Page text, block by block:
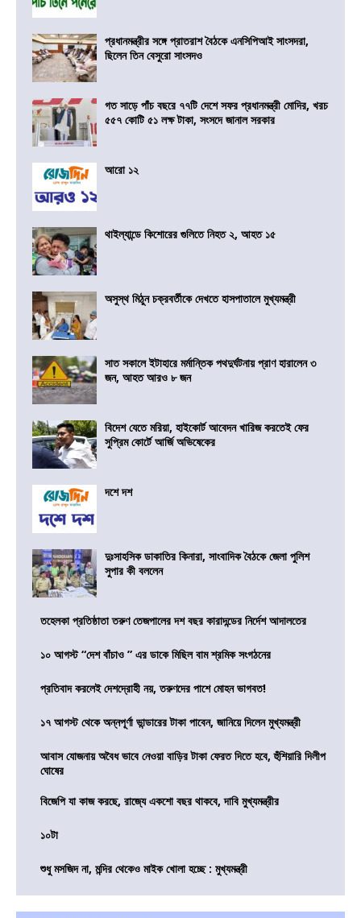
প্রধানমন্ত্রীর সঙ্গে প্রাতরাশ বৈঠকে এনসিপিআই সাংসদরা,
ছিলেন তিন বেসুরো সাংসদও
গত সাড়ে পাঁচ বছরে ৭৭টি দেশে সফর প্রধানমন্ত্রী মোদির, খরচ
৫৫৭ কোটি ৫১ লক্ষ টাকা, সংসদে জানাল সরকার
আরো ১২
থাইল্যান্ডে কিশোরের গুলিতে নিহত ২, আহত ১৫
অসুস্থ মিঠুন চক্রবর্তীকে দেখতে হাসপাতালে মুখ্যমন্ত্রী
সাত সকালে ইটাহারে মর্মান্তিক পথদুর্ঘটনায় প্রাণ হারালেন ৩
জন, আহত আরও ৮ জন
বিদেশ যেতে মরিয়া, হাইকোর্ট আবেদন খারিজ করতেই ফের
সুপ্রিম কোর্টে আর্জি অভিষেকের
দশে দশ
দুঃসাহসিক ডাকাতির কিনারা, সাংবাদিক বৈঠকে জেলা পুলিশ
সুপার কী বললেন
তহেলকা প্রতিষ্ঠাতা তরুণ তেজপালের দশ বছর কারাদন্ডের নির্দেশ আদালতের
১০ আগস্ট “দেশ বাঁচাও ” এর ডাকে মিছিল বাম শ্রমিক সংগঠনের
প্রতিবাদ করলেই দেশদ্রোহী নয়, তরুণদের পাশে মোহন ভাগবত!
১৭ আগস্ট থেকে অন্নপূর্ণা ভান্ডারের টাকা পাবেন, জানিয়ে দিলেন মুখ্যমন্ত্রী
আবাস যোজনায় অবৈধ ভাবে নেওয়া বাড়ির টাকা ফেরত দিতে হবে, হুঁশিয়ারি দিলীপ
ঘোষের
বিজেপি যা কাজ করছে, রাজ্যে একশো বছর থাকবে, দাবি মুখ্যমন্ত্রীর
১০টা
শুধু মসজিদ না, মন্দির থেকেও মাইক খোলা হচ্ছে : মুখ্যমন্ত্রী